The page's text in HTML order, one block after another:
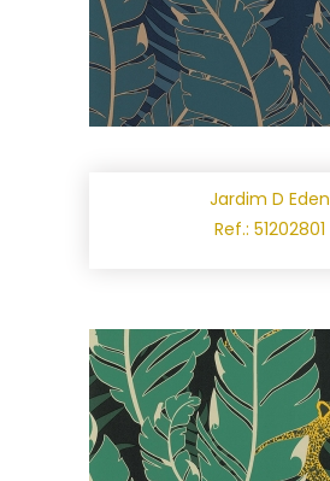
Jardim D Eden
Ref.: 51202801